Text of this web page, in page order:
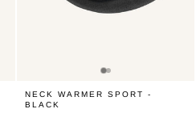
NECK WARMER SPORT -
BLACK